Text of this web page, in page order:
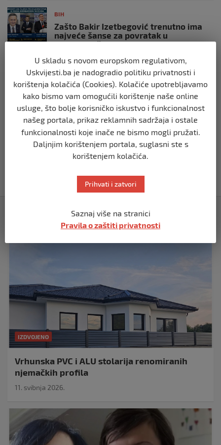
BIH
Zašto Bakir Izetbegović trenutno ima
najveće šanse za povratak u
Predsjedništvo BiH
prije 3 mjeseca
BIH
Demantij Federalnog ministarstva
unutrašnjih poslova
prije 5 mjeseci
BIH
Akcija SIPA-e: Pretresaju se stambeni i
prije 5 mjeseci
IZDVOJENO
Vrhunska PVC i ALU stolarija renomiranih
njemačkih profila
11. svibnja 2026.
U skladu s novom europskom regulativom,
Uskvijesti.ba je nadogradio politiku privatnosti i
korištenja kolačića (Cookies). Kolačiće upotrebljavamo
kako bismo vam omogućili korištenje naše online
usluge, što bolje korisničko iskustvo i funkcionalnost
našeg portala, prikaz reklamnih sadržaja i ostale
funkcionalnosti koje inače ne bismo mogli pružati.
Daljnjim korištenjem portala, suglasni ste s
korištenjem kolačića.
Prihvati i zatvori
Saznaj više na stranici
Pravila o zaštiti privatnosti